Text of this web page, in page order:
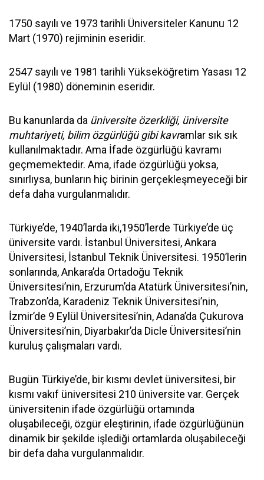
1750 sayılı ve 1973 tarihli Üniversiteler Kanunu 12
Mart (1970) rejiminin eseridir.
2547 sayılı ve 1981 tarihli Yükseköğretim Yasası 12
Eylül (1980) döneminin eseridir.
Bu kanunlarda da üniversite özerkliği, üniversite
muhtariyeti, bilim özgürlüğü gibi kavramlar sık sık
kullanılmaktadır. Ama İfade özgürlüğü kavramı
geçmemektedir. Ama, ifade özgürlüğü yoksa,
sınırlıysa, bunların hiç birinin gerçekleşmeyeceği bir
defa daha vurgulanmalıdır.
Türkiye’de, 1940’larda iki,1950’lerde Türkiye’de üç
üniversite vardı. İstanbul Üniversitesi, Ankara
Üniversitesi, İstanbul Teknik Üniversitesi. 1950’lerin
sonlarında, Ankara’da Ortadoğu Teknik
Üniversitesi’nin, Erzurum’da Atatürk Üniversitesi’nin,
Trabzon’da, Karadeniz Teknik Üniversitesi’nin,
İzmir’de 9 Eylül Üniversitesi’nin, Adana’da Çukurova
Üniversitesi’nin, Diyarbakır’da Dicle Üniversitesi’nin
kuruluş çalışmaları vardı.
Bugün Türkiye’de, bir kısmı devlet üniversitesi, bir
kısmı vakıf üniversitesi 210 üniversite var. Gerçek
üniversitenin ifade özgürlüğü ortamında
oluşabileceği, özgür eleştirinin, ifade özgürlüğünün
dinamik bir şekilde işlediği ortamlarda oluşabileceği
bir defa daha vurgulanmalıdır.